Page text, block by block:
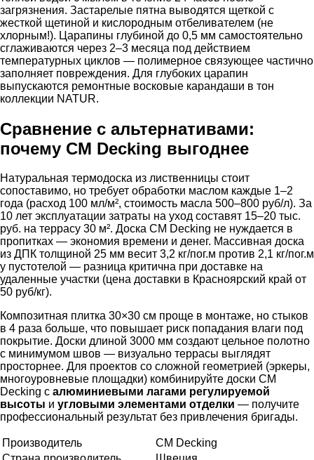
загрязнения. Застарелые пятна выводятся щеткой с
жесткой щетиной и кислородным отбеливателем (не
хлорным!). Царапины глубиной до 0,5 мм самостоятельно
сглаживаются через 2–3 месяца под действием
температурных циклов — полимерное связующее частично
заполняет повреждения. Для глубоких царапин
выпускаются ремонтные восковые карандаши в тон
коллекции NATUR.
Сравнение с альтернативами:
почему CM Decking выгоднее
Натуральная термодоска из лиственницы стоит
сопоставимо, но требует обработки маслом каждые 1–2
года (расход 100 мл/м², стоимость масла 500–800 руб/л). За
10 лет эксплуатации затраты на уход составят 15–20 тыс.
руб. на террасу 30 м². Доска CM Decking не нуждается в
пропитках — экономия времени и денег. Массивная доска
из ДПК толщиной 25 мм весит 3,2 кг/пог.м против 2,1 кг/пог.м
у пустотелой — разница критична при доставке на
удаленные участки (цена доставки в Красноярский край от
50 руб/кг).
Композитная плитка 30×30 см проще в монтаже, но стыков
в 4 раза больше, что повышает риск попадания влаги под
покрытие. Доски длиной 3000 мм создают цельное полотно
с минимумом швов — визуально террасы выглядят
просторнее. Для проектов со сложной геометрией (эркеры,
многоуровневые площадки) комбинируйте доски CM
Decking с алюминиевыми лагами регулируемой
высоты и угловыми элементами отделки — получите
профессиональный результат без привлечения бригады.
Производитель
CM Decking